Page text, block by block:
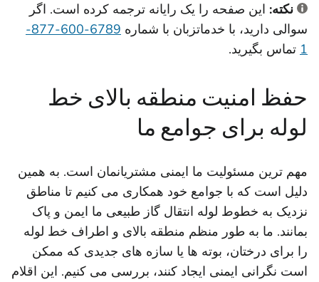
نکته: این صفحه را یک رایانه ترجمه کرده است. اگر
سوالی دارید، با خدماتزبان با شماره
6789-600-877-
1 تماس بگیرید.
حفظ امنیت منطقه بالای خط
لوله برای جوامع ما
مهم ترین مسئولیت ما ایمنی مشتریانمان است. به همین
دلیل است که با جوامع خود همکاری می کنیم تا مناطق
نزدیک به خطوط لوله انتقال گاز طبیعی ما ایمن و پاک
بمانند. ما به طور منظم منطقه بالای و اطراف خط لوله
را برای درختان، بوته ها یا سازه های جدیدی که ممکن
است نگرانی ایمنی ایجاد کنند، بررسی می کنیم. این اقلام